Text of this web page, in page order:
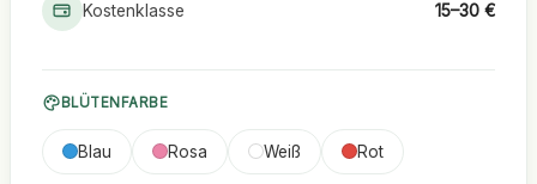
Kostenklasse 15–30 €
BLÜTENFARBE
Blau Rosa Weiß Rot